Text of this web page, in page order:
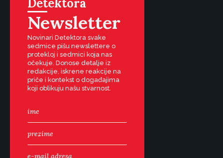
Detektora
Newsletter
Novinari Detektora svake
sedmice pišu newslettere o
protekloj i sedmici koja nas
očekuje. Donose detalje iz
redakcije, iskrene reakcije na
priče i kontekst o događajima
koji oblikuju našu stvarnost.